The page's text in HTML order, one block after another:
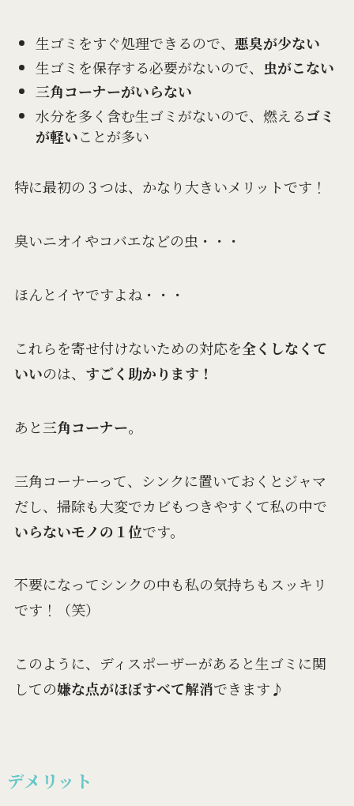
生ゴミをすぐ処理できるので、 悪臭が少ない
生ゴミを保存する必要がないので、 虫がこない
三角コーナーがいらない
水分を多く含む生ゴミがないので、燃えるゴミ
が軽いことが多い
特に最初の３つは、かなり大きいメリットです！
臭いニオイやコバエなどの虫・・・
ほんとイヤですよね・・・
これらを寄せ付けないための対応を全くしなくて
いいのは、 すごく助かります！
あと三角コーナー。
三角コーナーって、シンクに置いておくとジャマ
だし、掃除も大変でカビもつきやすくて私の中で
いらないモノの１位です。
不要になってシンクの中も私の気持ちもスッキリ
です！（笑）
このように、ディスポーザーがあると生ゴミに関
しての嫌な点がほぼすべて解消できます♪
デメリット